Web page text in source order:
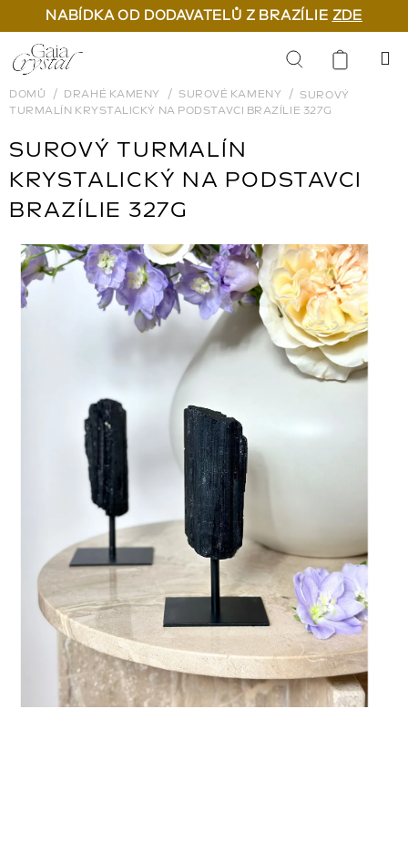
NABÍDKA OD DODAVATELŮ Z BRAZÍLIE ZDE
Přejít
na
obsah
Hledat
DOMŮ DRAHÉ KAMENY SUROVÉ KAMENY
SUROVÝ
TURMALÍN KRYSTALICKÝ NA PODSTAVCI BRAZÍLIE 327G
SUROVÝ TURMALÍN
KRYSTALICKÝ NA PODSTAVCI
BRAZÍLIE 327G